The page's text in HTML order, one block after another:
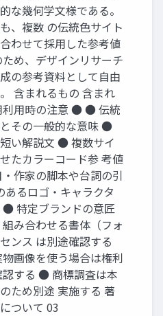
な幾何学文様である。
、複数 の伝統色サイト
わせて採用した参考値
め、デザインリサーチ
の参考資料として自由
含まれるもの 含まれ
利用時の注意 ● ● 伝統
その一般的な意味 ●
い解説文 ● 複数サイ
たカラーコード参 考値
作家の脚本や台詞の引
るロゴ・キャラクタ
● 特定ブランドの意匠
み合わせる書体（フォ
ンス は別途確認する
画像を使う場合は権利
認する ● 商標調査は本
ため別途 実施する 著
ついて 03